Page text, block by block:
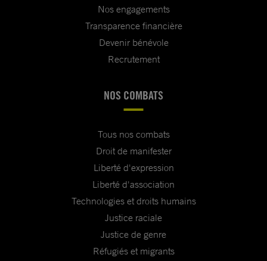
Nos engagements
Transparence financière
Devenir bénévole
Recrutement
NOS COMBATS
Tous nos combats
Droit de manifester
Liberté d'expression
Liberté d'association
Technologies et droits humains
Justice raciale
Justice de genre
Réfugiés et migrants